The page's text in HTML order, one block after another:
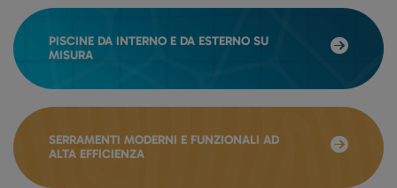
PISCINE DA INTERNO E DA ESTERNO SU
MISURA
SERRAMENTI MODERNI E FUNZIONALI AD
ALTA EFFICIENZA